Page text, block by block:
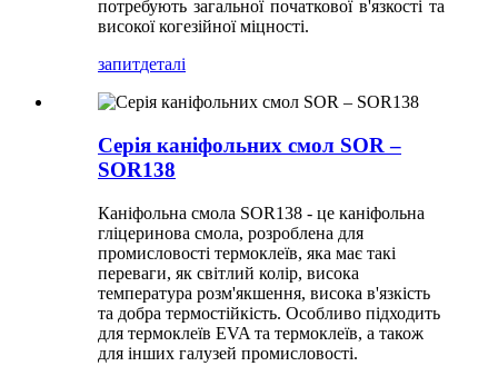
потребують загальної початкової в'язкості та
високої когезійної міцності.
запитдеталі
Серія каніфольних смол SOR –
SOR138
Каніфольна смола SOR138 - це каніфольна
гліцеринова смола, розроблена для
промисловості термоклеїв, яка має такі
переваги, як світлий колір, висока
температура розм'якшення, висока в'язкість
та добра термостійкість. Особливо підходить
для термоклеїв EVA та термоклеїв, а також
для інших галузей промисловості.